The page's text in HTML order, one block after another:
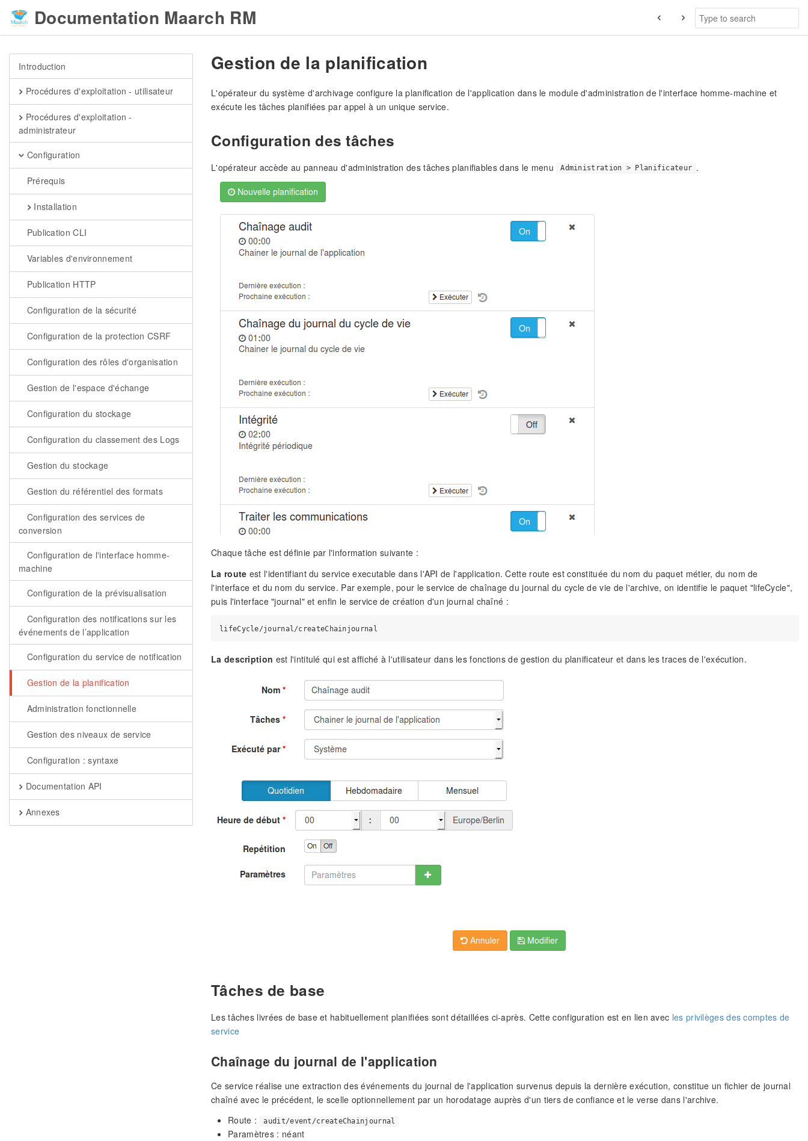
Documentation Maarch RM
Introduction
Procédures d'exploitation - utilisateur
Procédures d'exploitation -
administrateur
Configuration
Prérequis
Installation
Publication CLI
Variables d'environnement
Publication HTTP
Configuration de la sécurité
Configuration de la protection CSRF
Configuration des rôles d'organisation
Gestion de l'espace d'échange
Configuration du stockage
Configuration du classement des Logs
Gestion du stockage
Gestion du référentiel des formats
Configuration des services de
conversion
Configuration de l'interface homme-
machine
Configuration de la prévisualisation
Configuration des notifications sur les
événements de l’application
Configuration du service de notification
Gestion de la planification
Administration fonctionnelle
Gestion des niveaux de service
Configuration : syntaxe
Documentation API
Annexes
Gestion de la planification
L'opérateur du système d'archivage configure la planification de l'application dans le module d'administration de l'interface homme-machine et
exécute les tâches planifiées par appel à un unique service.
Configuration des tâches
L'opérateur accède au panneau d'administration des tâches planifiables dans le menu Administration > Planificateur .
Chaque tâche est définie par l'information suivante :
La route est l'identifiant du service executable dans l'API de l'application. Cette route est constituée du nom du paquet métier, du nom de
l'interface et du nom du service. Par exemple, pour le service de chaînage du journal du cycle de vie de l'archive, on identifie le paquet "lifeCycle",
puis l'interface "journal" et enfin le service de création d'un journal chaîné :
La description est l'intitulé qui est affiché à l'utilisateur dans les fonctions de gestion du planificateur et dans les traces de l'exécution.
Tâches de base
Les tâches livrées de base et habituellement planifiées sont détaillées ci-après. Cette configuration est en lien avec les privilèges des comptes de
service
Chaînage du journal de l'application
Ce service réalise une extraction des événements du journal de l'application survenus depuis la dernière exécution, constitue un fichier de journal
chaîné avec le précédent, le scelle optionnellement par un horodatage auprès d'un tiers de confiance et le verse dans l'archive.
Route :
audit/event/createChainjournal
Paramètres : néant